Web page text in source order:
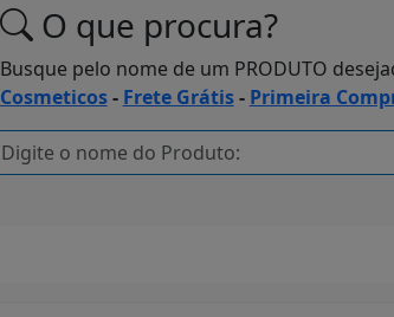
O que procura?
Busque pelo nome de um PRODUTO
Cosmeticos- Frete Grátis- Primeira